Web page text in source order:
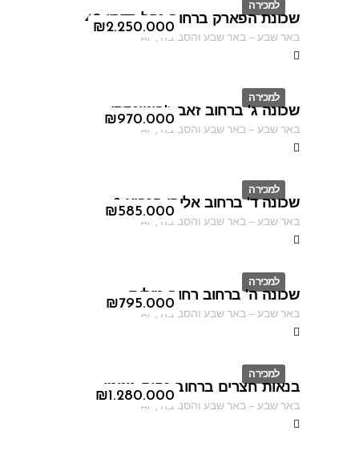
למכירה
ID
₪2.250.000
שכונת הפארק ברחוב נחל קדרון 40
באר שבע–באר שבע והסביבה ,
AF
למכירה
ID
₪970.000
שכונה ג' ברחוב זאב ז'בוטינסקי
באר שבע–באר שבע והסביבה ,
AF
למכירה
ID
₪585.000
שכונה ד' ברחוב אליהו הנביא 2
באר שבע–באר שבע והסביבה ,
AF
למכירה
ID
₪795.000
שכונה ה' ברחוב רחוב מילוס
באר שבע–באר שבע והסביבה ,
AF
למכירה
ID
₪1.280.000
בנאות חצרים ברחוב נחום גוטמן
באר שבע–באר שבע והסביבה ,
AF